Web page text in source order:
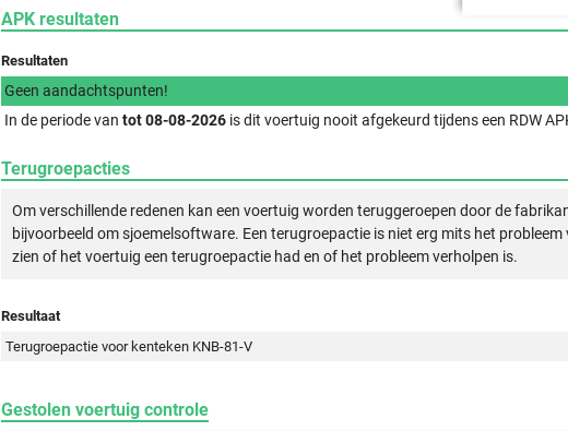
APK resultaten
Resultaten
Geen aandachtspunten!
In de periode van tot 08-08-2026 is dit voertuig nooit afgekeurd tijdens een RDW
Terugroepacties
Om verschillende redenen kan een voertuig worden teruggeroepen door de
bijvoorbeeld om sjoemelsoftware. Een terugroepactie is niet erg mits het
zien of het voertuig een terugroepactie had en of het probleem verholpen is.
Resultaat
Terugroepactie voor kenteken KNB-81-V
Gestolen voertuig controle